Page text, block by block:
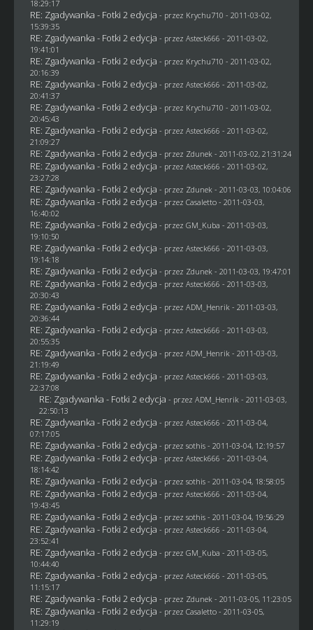
18:29:17
RE: Zgadywanka - Fotki 2 edycja - przez Krychu710 - 2011-03-02,
15:39:35
RE: Zgadywanka - Fotki 2 edycja - przez Asteck666 - 2011-03-02,
19:41:01
RE: Zgadywanka - Fotki 2 edycja - przez Krychu710 - 2011-03-02,
20:16:39
RE: Zgadywanka - Fotki 2 edycja - przez Asteck666 - 2011-03-02,
20:41:37
RE: Zgadywanka - Fotki 2 edycja - przez Krychu710 - 2011-03-02,
20:45:43
RE: Zgadywanka - Fotki 2 edycja - przez Asteck666 - 2011-03-02,
21:09:27
RE: Zgadywanka - Fotki 2 edycja - przez Zdunek- 2011-03-02, 21:31:24
RE: Zgadywanka - Fotki 2 edycja - przez Asteck666 - 2011-03-02,
23:27:28
RE: Zgadywanka - Fotki 2 edycja - przez Zdunek- 2011-03-03, 10:04:06
RE: Zgadywanka - Fotki 2 edycja - przez Casaletto- 2011-03-03,
16:40:02
RE: Zgadywanka - Fotki 2 edycja - przez GM_Kuba - 2011-03-03,
19:10:50
RE: Zgadywanka - Fotki 2 edycja - przez Asteck666 - 2011-03-03,
19:14:18
RE: Zgadywanka - Fotki 2 edycja - przez Zdunek- 2011-03-03, 19:47:01
RE: Zgadywanka - Fotki 2 edycja - przez Asteck666 - 2011-03-03,
20:30:43
RE: Zgadywanka - Fotki 2 edycja - przez ADM_Henrik- 2011-03-03,
20:36:44
RE: Zgadywanka - Fotki 2 edycja - przez Asteck666 - 2011-03-03,
20:55:35
RE: Zgadywanka - Fotki 2 edycja - przez ADM_Henrik- 2011-03-03,
21:19:49
RE: Zgadywanka - Fotki 2 edycja - przez Asteck666 - 2011-03-03,
22:37:08
RE: Zgadywanka - Fotki 2 edycja - przez ADM_Henrik- 2011-03-03,
22:50:13
RE: Zgadywanka - Fotki 2 edycja - przez Asteck666 - 2011-03-04,
07:17:05
RE: Zgadywanka - Fotki 2 edycja - przez sothis- 2011-03-04, 12:19:57
RE: Zgadywanka - Fotki 2 edycja - przez Asteck666 - 2011-03-04,
18:14:42
RE: Zgadywanka - Fotki 2 edycja - przez sothis- 2011-03-04, 18:58:05
RE: Zgadywanka - Fotki 2 edycja - przez Asteck666 - 2011-03-04,
19:43:45
RE: Zgadywanka - Fotki 2 edycja - przez sothis- 2011-03-04, 19:56:29
RE: Zgadywanka - Fotki 2 edycja - przez Asteck666 - 2011-03-04,
23:52:41
RE: Zgadywanka - Fotki 2 edycja - przez GM_Kuba - 2011-03-05,
10:44:40
RE: Zgadywanka - Fotki 2 edycja - przez Asteck666 - 2011-03-05,
11:15:17
RE: Zgadywanka - Fotki 2 edycja - przez Zdunek- 2011-03-05, 11:23:05
RE: Zgadywanka - Fotki 2 edycja - przez Casaletto- 2011-03-05,
11:29:19